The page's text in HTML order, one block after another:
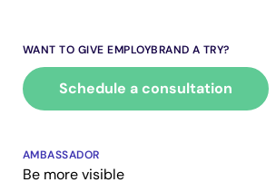
WANT TO GIVE EMPLOYBRAND A TRY?
Schedule a consultation
AMBASSADOR
Be more visible